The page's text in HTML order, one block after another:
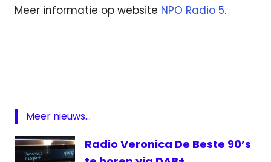
Meer informatie op website NPO Radio 5.
Zeezenders
Meer nieuws...
Radio Veronica De Beste 90’s